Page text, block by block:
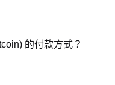
的付款方式？